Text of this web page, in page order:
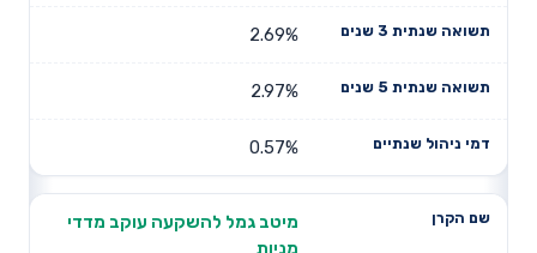
2.69%
2.97%
0.57%
מיטב גמל להשקעה עוקב מדדי
מניות